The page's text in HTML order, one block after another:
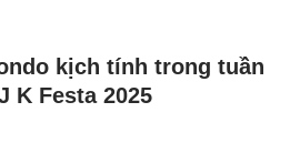
kịch tính trong tuần
K Festa 2025